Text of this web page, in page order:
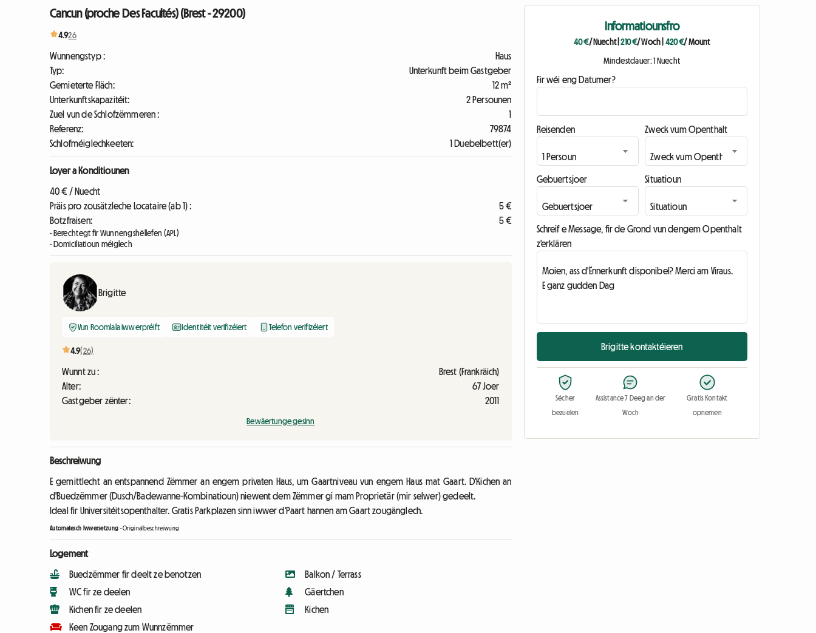
Cancun (proche Des Facultés) (Brest - 29200)
4.926
Wunnengstyp :
Haus
Typ:
Unterkunft beim Gastgeber
Gemieterte Fläch:
12 m²
Unterkunftskapazitéit:
2 Persounen
Zuel vun de Schlofzëmmeren :
1
Referenz:
79874
Schlofméiglechkeeten:
1 Duebelbett(er)
Loyer a Konditiounen
40 € / Nuecht
Präis pro zousätzleche Locataire (ab 1) :
5 €
Botzfraisen:
5 €
- Berechtegt fir Wunnengshëllefen (APL)
- Domiciliatioun méiglech
Brigitte
Vun Roomlala iwwerpréift Identitéit verifizéiert Telefon verifizéiert
4.9(26)
Wunnt zu :
Brest (Frankräich)
Alter:
67 Joer
Gastgeber zënter:
2011
Bewäertunge gesinn
Beschreiwung
E gemittlecht an entspannend Zëmmer an engem privaten Haus, um Gaartniveau vun engem Haus mat Gaart. D'Kichen an
d'Buedzëmmer (Dusch/Badewanne-Kombinatioun) niewent dem Zëmmer gi mam Proprietär (mir selwer) gedeelt.
Ideal fir Universitéitsopenthalter. Gratis Parkplazen sinn iwwer d'Paart hannen am Gaart zougänglech.
Automatesch Iwwersetzung -Originalbeschreiwung
Logement
Buedzëmmer fir deelt ze benotzen
WC fir ze deelen
Kichen fir ze deelen
Keen Zougang zum Wunnzëmmer
Balkon / Terrass
Gäertchen
Kichen
Informatiounsfro
40 €/ Nuecht|210 €/ Woch 420 €/ Mount
Mindestdauer: 1 Nuecht
Fir wéi eng Datumer?
Reisenden Zweck vum Openthalt
Gebuertsjoer Situatioun
Schreif e Message, fir de Grond vun dengem Openthalt
z'erklären
Brigitte kontaktéieren
Sécher
bezuelen
Assistance 7 Deeg an der
Woch
Gratis Kontakt
opnemen